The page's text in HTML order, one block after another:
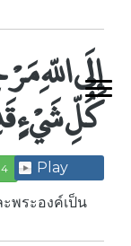
إِلَى
كُلِّ شَيْءٍ
4 Play
พระองค์เป็น